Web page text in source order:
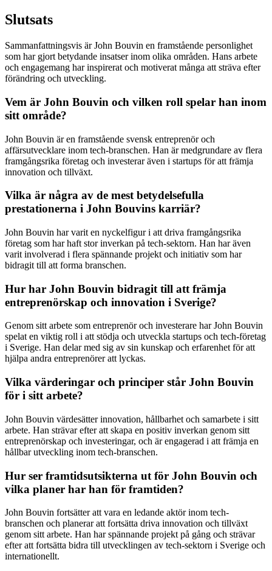
Slutsats
Sammanfattningsvis är John Bouvin en framstående personlighet
som har gjort betydande insatser inom olika områden. Hans arbete
och engagemang har inspirerat och motiverat många att sträva efter
förändring och utveckling.
Vem är John Bouvin och vilken roll spelar han inom
sitt område?
John Bouvin är en framstående svensk entreprenör och
affärsutvecklare inom tech-branschen. Han är medgrundare av flera
framgångsrika företag och investerar även i startups för att främja
innovation och tillväxt.
Vilka är några av de mest betydelsefulla
prestationerna i John Bouvins karriär?
John Bouvin har varit en nyckelfigur i att driva framgångsrika
företag som har haft stor inverkan på tech-sektorn. Han har även
varit involverad i flera spännande projekt och initiativ som har
bidragit till att forma branschen.
Hur har John Bouvin bidragit till att främja
entreprenörskap och innovation i Sverige?
Genom sitt arbete som entreprenör och investerare har John Bouvin
spelat en viktig roll i att stödja och utveckla startups och tech-företag
i Sverige. Han delar med sig av sin kunskap och erfarenhet för att
hjälpa andra entreprenörer att lyckas.
Vilka värderingar och principer står John Bouvin
för i sitt arbete?
John Bouvin värdesätter innovation, hållbarhet och samarbete i sitt
arbete. Han strävar efter att skapa en positiv inverkan genom sitt
entreprenörskap och investeringar, och är engagerad i att främja en
hållbar utveckling inom tech-branschen.
Hur ser framtidsutsikterna ut för John Bouvin och
vilka planer har han för framtiden?
John Bouvin fortsätter att vara en ledande aktör inom tech-
branschen och planerar att fortsätta driva innovation och tillväxt
genom sitt arbete. Han har spännande projekt på gång och strävar
efter att fortsätta bidra till utvecklingen av tech-sektorn i Sverige och
internationellt.